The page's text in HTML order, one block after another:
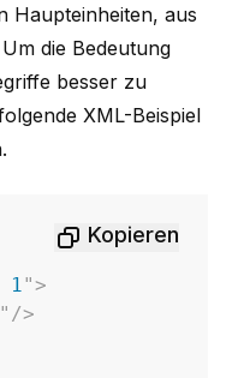
Haupteinheiten, aus
die Bedeutung
besser zu
XML-Beispiel
Kopieren
1 ">
" />